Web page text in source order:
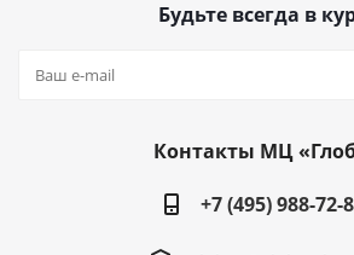
Будьте всегда в
Контакты МЦ
+7 (495) 988-72-